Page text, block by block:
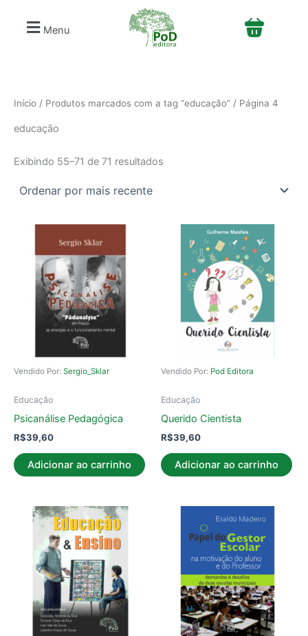
Menu
n
u
a
Início / Produtos marcados com a tag “educação” / Página 4
educação
Exibindo 55–71 de 71 resultados
por
mais
recente
Vendido Por: Sergio_Sklar
Educação
Psicanálise Pedagógica
R$39,60
Adicionar ao carrinho
Vendido Por: Pod Editora
Educação
Querido Cientista
R$39,60
Adicionar ao carrinho